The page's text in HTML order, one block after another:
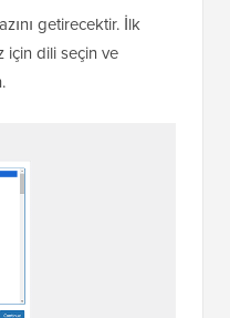
getirecektir. İlk
için dili seçin ve